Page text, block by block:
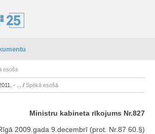
esošs
- ... / Spēkā esošā
Ministru kabineta rīkojums Nr.827
2009.gada 9.decembrī (prot. Nr.87 60.§)